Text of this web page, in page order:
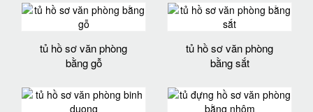
tủ hồ sơ văn phòng
bằng gỗ
tủ hồ sơ văn phòng
bằng sắt